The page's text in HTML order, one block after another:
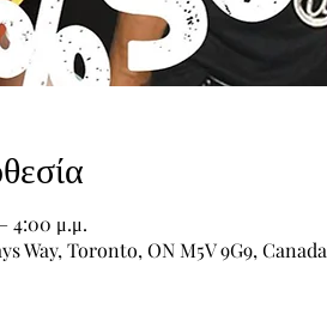
4:00 μ.μ.
Way, Toronto, ON M5V 9G9, Canada